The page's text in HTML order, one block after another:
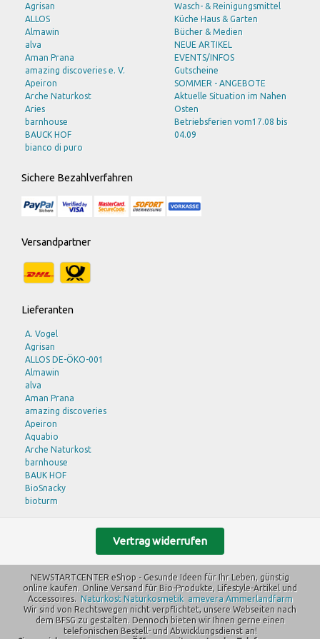
Agrisan
ALLOS
Almawin
alva
Aman Prana
amazing discoveries e. V.
Apeiron
Arche Naturkost
Aries
barnhouse
BAUCK HOF
bianco di puro
bioturm
Bohlsener Mühle
Braun
Burts Bees
C M D
CLV
ECOVER
Eschenfelder
ESGE
Farfalla
Felicia - eco united GmbH
FITNE
Govinda
GSE
hawos
Herbaria
Heyne
Hinsch
Hohnberger
If You Care
Kenwood
LaSelva
lavera
LEBENSBAUM
Logona
Wasch- & Reinigungsmittel
Küche Haus & Garten
Bücher & Medien
NEUE ARTIKEL
EVENTS/INFOS
Gutscheine
SOMMER - ANGEBOTE
Aktuelle Situation im Nahen
Osten
Betriebsferien vom17.08 bis
04.09
Sichere Bezahlverfahren
Versandpartner
Lieferanten
A. Vogel
Agrisan
ALLOS DE-ÖKO-001
Almawin
alva
Aman Prana
amazing discoveries
Apeiron
Aquabio
Arche Naturkost
barnhouse
BAUK HOF
BioSnacky
bioturm
Byodo
C M D
Carbonit Wasserfilter
DAVERT
DE RIT
DR. GRANDEL
Vertrag widerrufen
NEWSTARTCENTER eShop - Gesunde Ideen für Ihr Leben, günstig
online kaufen. Online Versand für Bio-Produkte, Lifestyle-Artikel und
Accessoires. Naturkost Naturkosmetik amevera Ammerlandfarm
Wir sind von Rechtswegen nicht verpflichtet, unsere Webseiten nach
dem BFSG zu gestalten. Dennoch bieten wir Ihnen gerne einen
telefonischen Bestell- und Abwicklungsdienst an!